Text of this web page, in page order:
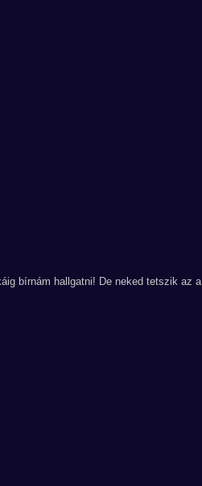
bírnám hallgatni! De neked tetszik az a